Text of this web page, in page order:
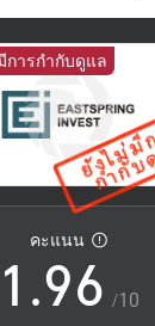
การกำกับดูแล
คะแนน
1 .
6
7
8
9
3
4
5
6 /10